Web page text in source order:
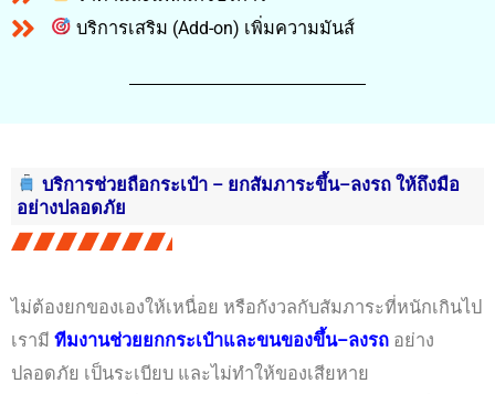
บริการเสริม (Add-on) เพิ่มความมันส์
บริการช่วยถือกระเป๋า – ยกสัมภาระขึ้น–ลงรถ ให้ถึงมือ
อย่างปลอดภัย
ไม่ต้องยกของเองให้เหนื่อย หรือกังวลกับสัมภาระที่หนักเกินไป
เรามี ทีมงานช่วยยกกระเป๋าและขนของขึ้น–ลงรถ อย่าง
ปลอดภัย เป็นระเบียบ และไม่ทำให้ของเสียหาย